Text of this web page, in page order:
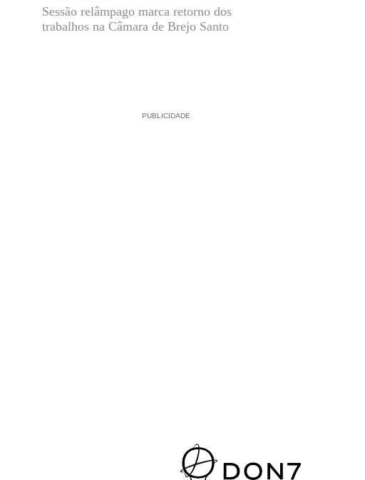
Sessão relâmpago marca retorno dos
trabalhos na Câmara de Brejo Santo
PUBLICIDADE